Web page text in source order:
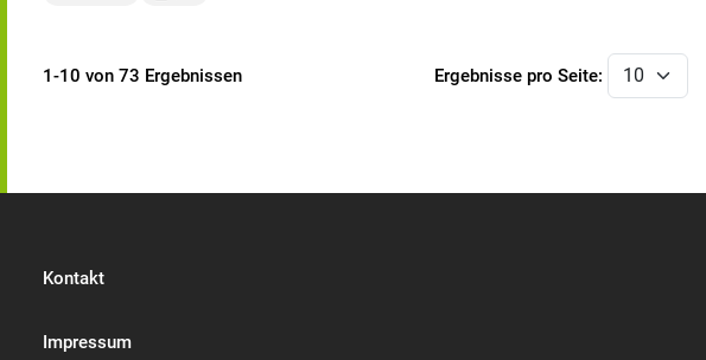
1-10 von 73 Ergebnissen Ergebnisse pro Seite:
Kontakt
Impressum